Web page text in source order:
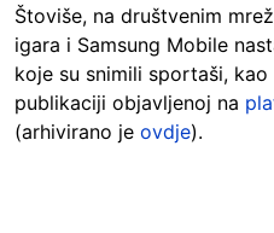
Štoviše, na društvenim
igara i Samsung Mobile
koje su snimili sportaši,
publikaciji objavljenoj na
(arhivirano je ovdje).